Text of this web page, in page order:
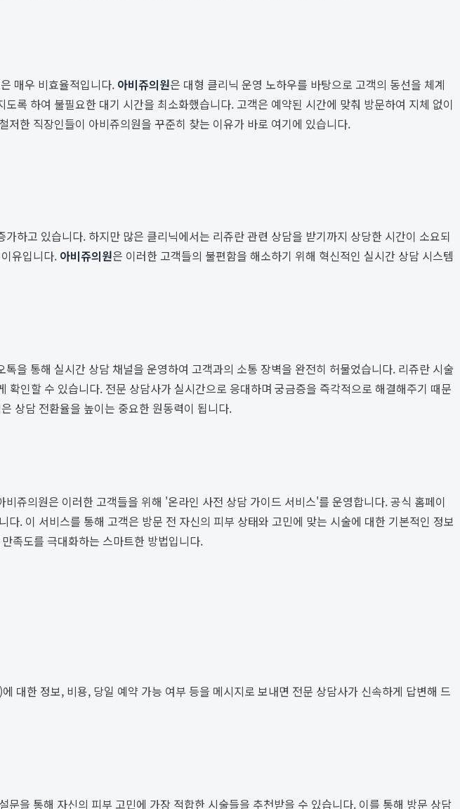
매우 비효율적입니다. 아비쥬의원은 대형 클리닉 운영 노하우를 바탕으로 고객의 동선을 체계
록 하여 불필요한 대기 시간을 최소화했습니다. 고객은 예약된 시간에 맞춰 방문하여 지체 없이
한 직장인들이 아비쥬의원을 꾸준히 찾는 이유가 바로 여기에 있습니다.
하고 있습니다. 하지만 많은 클리닉에서는 리쥬란 관련 상담을 받기까지 상당한 시간이 소요되
유입니다. 아비쥬의원은 이러한 고객들의 불편함을 해소하기 위해 혁신적인 실시간 상담 시스템
을 통해 실시간 상담 채널을 운영하여 고객과의 소통 장벽을 완전히 허물었습니다. 리쥬란 시술
인할 수 있습니다. 전문 상담사가 실시간으로 응대하며 궁금증을 즉각적으로 해결해주기 때문
상담 전환율을 높이는 중요한 원동력이 됩니다.
쥬의원은 이러한 고객들을 위해 '온라인 사전 상담 가이드 서비스'를 운영합니다. 공식 홈페이
. 이 서비스를 통해 고객은 방문 전 자신의 피부 상태와 고민에 맞는 시술에 대한 기본적인 정보
족도를 극대화하는 스마트한 방법입니다.
대한 정보, 비용, 당일 예약 가능 여부 등을 메시지로 보내면 전문 상담사가 신속하게 답변해 드
을 통해 자신의 피부 고민에 가장 적합한 시술들을 추천받을 수 있습니다. 이를 통해 방문 상담